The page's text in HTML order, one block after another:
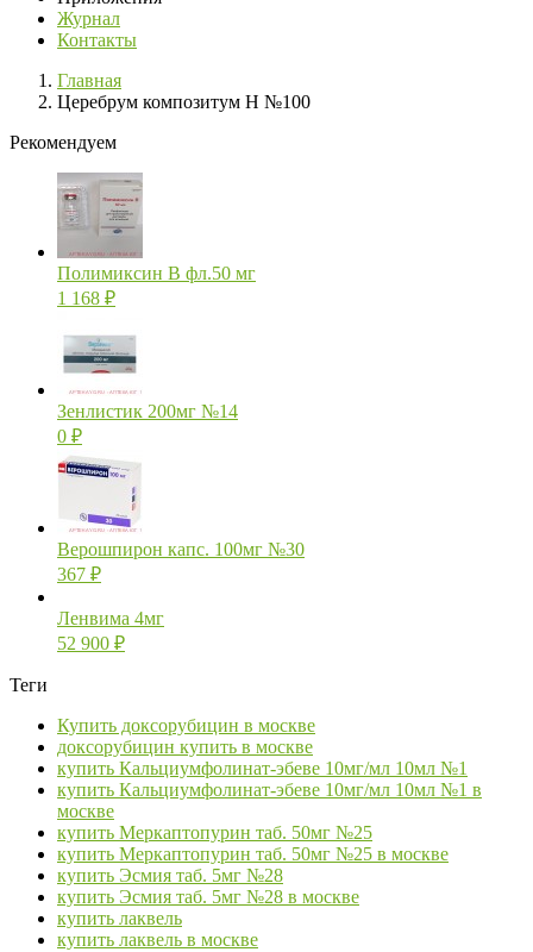
Журнал
Контакты
Главная
Церебрум композитум Н №100
Рекомендуем
Полимиксин В фл.50 мг
1 168 ₽
Зенлистик 200мг №14
0 ₽
Верошпирон капс. 100мг №30
367 ₽
Ленвима 4мг
52 900 ₽
Теги
Купить доксорубицин в москве
доксорубицин купить в москве
купить Кальциумфолинат-эбеве 10мг/мл 10мл №1
купить Кальциумфолинат-эбеве 10мг/мл 10мл №1 в
москве
купить Меркаптопурин таб. 50мг №25
купить Меркаптопурин таб. 50мг №25 в москве
купить Эсмия таб. 5мг №28
купить Эсмия таб. 5мг №28 в москве
купить лаквель
купить лаквель в москве